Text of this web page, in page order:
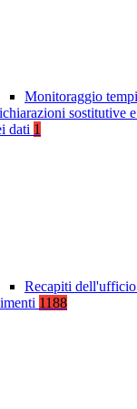
Monitoraggio
sostitutive
dati 1
Recapiti dell'ufficio
1188